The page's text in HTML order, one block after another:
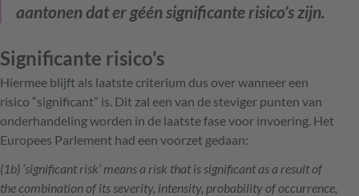
aantonen dat er géén significante risico’s zijn.
Significante risico’s
Hiermee blijft als laatste criterium dus over wanneer een
risico “significant” is. Dit zal een van de steviger punten van
onderhandeling worden in de laatste fase voor invoering. Het
Europees Parlement had een voorzet gedaan:
(1b) ‘significant risk’ means a risk that is significant as a result of
the combination of its severity, intensity, probability of occurrence,